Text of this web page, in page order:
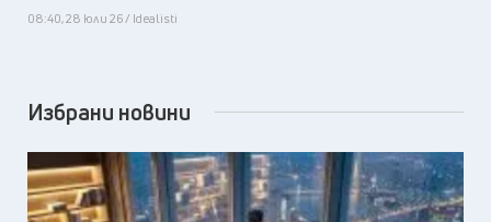
08:40, 28 юли 26 / Idealisti
Избрани новини